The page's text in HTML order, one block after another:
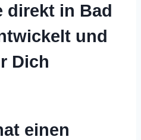
direkt in Bad
und
Dich
einen